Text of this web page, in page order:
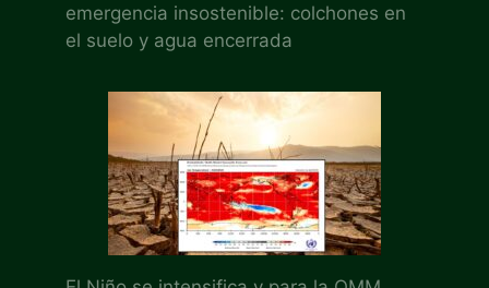
emergencia insostenible: colchones en
el suelo y agua encerrada